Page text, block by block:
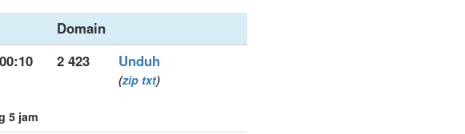
Domain
5 jam
2 423 Unduh
(zip txt)